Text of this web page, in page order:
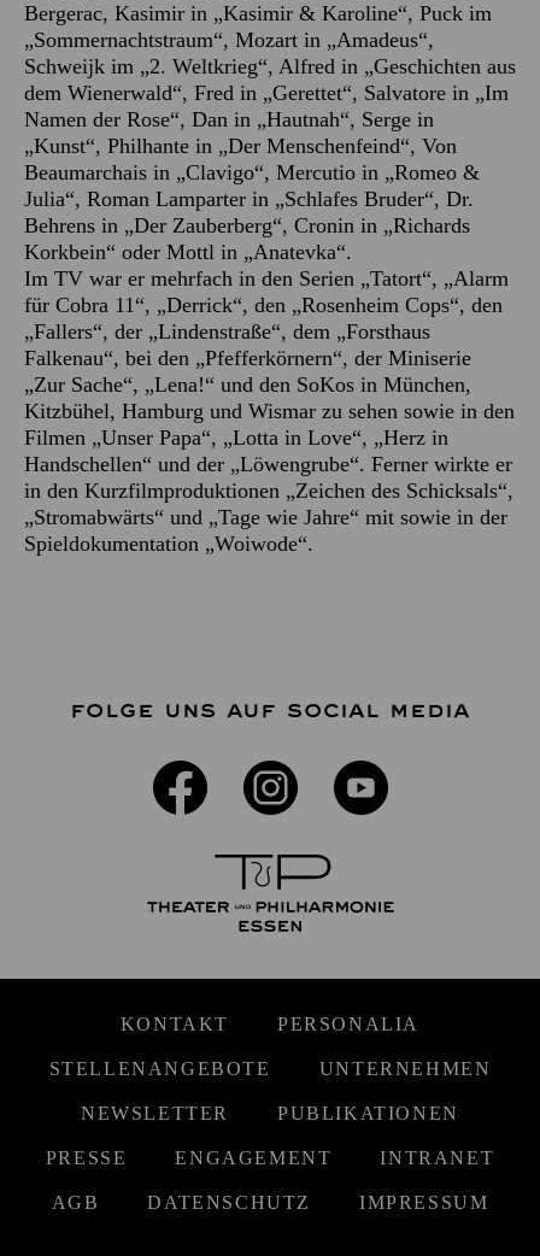
Bergerac, Kasimir in „Kasimir & Karoline“, Puck im
„Sommernachtstraum“, Mozart in „Amadeus“,
Schweijk im „2. Weltkrieg“, Alfred in „Geschichten aus
dem Wienerwald“, Fred in „Gerettet“, Salvatore in „Im
Namen der Rose“, Dan in „Hautnah“, Serge in
„Kunst“, Philhante in „Der Menschenfeind“, Von
Beaumarchais in „Clavigo“, Mercutio in „Romeo &
Julia“, Roman Lamparter in „Schlafes Bruder“, Dr.
Behrens in „Der Zauberberg“, Cronin in „Richards
Korkbein“ oder Mottl in „Anatevka“.
Im TV war er mehrfach in den Serien „Tatort“, „Alarm
für Cobra 11“, „Derrick“, den „Rosenheim Cops“, den
„Fallers“, der „Lindenstraße“, dem „Forsthaus
Falkenau“, bei den „Pfefferkörnern“, der Miniserie
„Zur Sache“, „Lena!“ und den SoKos in München,
Kitzbühel, Hamburg und Wismar zu sehen sowie in den
Filmen „Unser Papa“, „Lotta in Love“, „Herz in
Handschellen“ und der „Löwengrube“. Ferner wirkte er
in den Kurzfilmproduktionen „Zeichen des Schicksals“,
„Stromabwärts“ und „Tage wie Jahre“ mit sowie in der
Spieldokumentation „Woiwode“.
FOLGE UNS AUF SOCIAL MEDIA
KONTAKT PERSONALIA
STELLENANGEBOTE UNTERNEHMEN
NEWSLETTER PUBLIKATIONEN
PRESSE ENGAGEMENT INTRANET
AGB DATENSCHUTZ IMPRESSUM